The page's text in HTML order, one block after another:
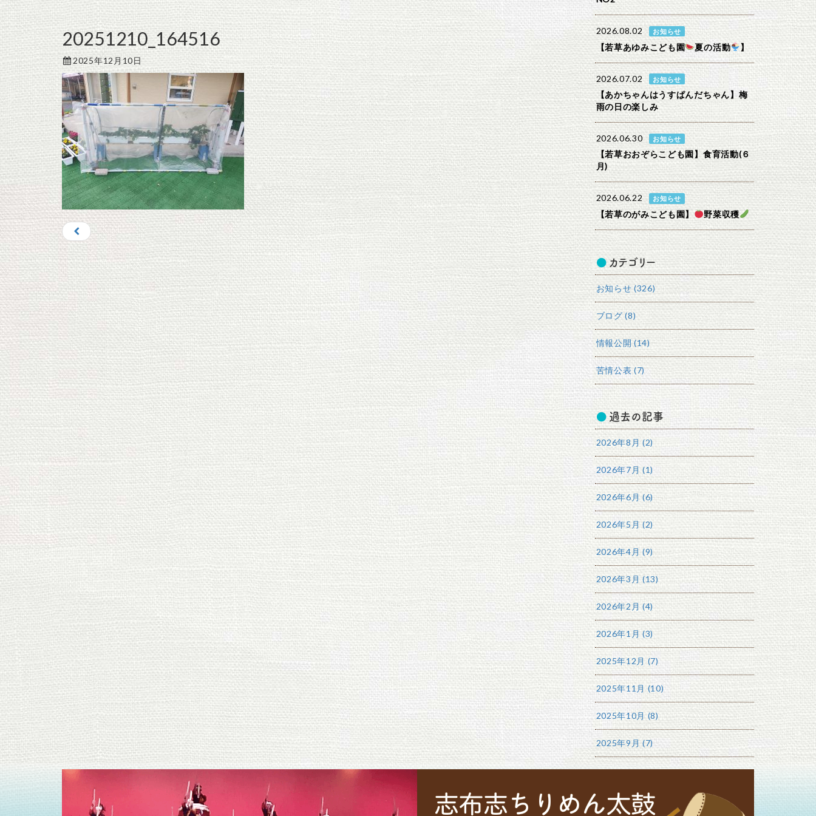
20251210_164516
2025年12月10日
2026.08.02 お知らせ
【若草あゆみこども園 夏の活動 】
2026.07.02 お知らせ
【あかちゃんはうすぱんだちゃん】梅
雨の日の楽しみ
2026.06.30 お知らせ
【若草おおぞらこども園】食育活動(６
月)
2026.06.22 お知らせ
【若草のがみこども園】 野菜収穫
カテゴリー
お知らせ (326)
ブログ (8)
情報公開 (14)
苦情公表 (7)
過去の記事
2026年8月 (2)
2026年7月 (1)
2026年6月 (6)
2026年5月 (2)
2026年4月 (9)
2026年3月 (13)
2026年2月 (4)
2026年1月 (3)
2025年12月 (7)
2025年11月 (10)
2025年10月 (8)
2025年9月 (7)